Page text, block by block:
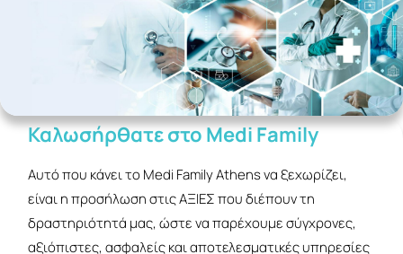
Καλωσήρθατε στο Medi Family
Αυτό που κάνει το Medi Family Athens να ξεχωρίζει,
είναι η προσήλωση στις ΑΞΙΕΣ που διέπουν τη
δραστηριότητά μας, ώστε να παρέχουμε σύγχρονες,
αξιόπιστες, ασφαλείς και αποτελεσματικές υπηρεσίες